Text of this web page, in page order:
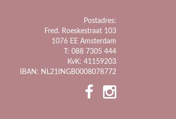
Postadres:
Fred. Roeskestraat 103
1076 EE Amsterdam
T: 088 7305 444
KvK: 41159203
IBAN: NL21INGB0008078772